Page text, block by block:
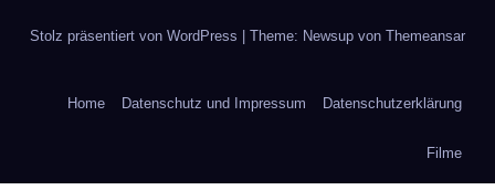
Stolz präsentiert von WordPress Theme: Newsup von Themeansar
Home Datenschutz und Impressum Datenschutzerklärung
Filme